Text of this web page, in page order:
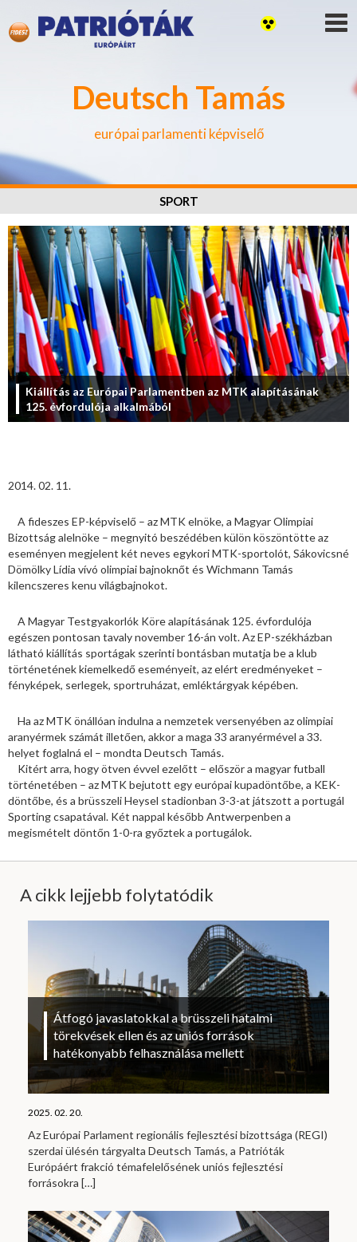
Deutsch Tamás
európai parlamenti képviselő
SPORT
Kiállítás az Európai Parlamentben az MTK alapításának
125. évfordulója alkalmából
2014. 02. 11.
A fideszes EP-képviselő – az MTK elnöke, a Magyar Olimpiai
Bizottság alelnöke – megnyitó beszédében külön köszöntötte az
eseményen megjelent két neves egykori MTK-sportolót, Sákovicsné
Dömölky Lídia vívó olimpiai bajnoknőt és Wichmann Tamás
kilencszeres kenu világbajnokot.
A Magyar Testgyakorlók Köre alapításának 125. évfordulója
egészen pontosan tavaly november 16-án volt. Az EP-székházban
látható kiállítás sportágak szerinti bontásban mutatja be a klub
történetének kiemelkedő eseményeit, az elért eredményeket –
fényképek, serlegek, sportruházat, emléktárgyak képében.
Ha az MTK önállóan indulna a nemzetek versenyében az olimpiai
aranyérmek számát illetően, akkor a maga 33 aranyérmével a 33.
helyet foglalná el – mondta Deutsch Tamás.
Kitért arra, hogy ötven évvel ezelőtt – először a magyar futball
történetében – az MTK bejutott egy európai kupadöntőbe, a KEK-
döntőbe, és a brüsszeli Heysel stadionban 3-3-at játszott a portugál
Sporting csapatával. Két nappal később Antwerpenben a
megismételt döntőn 1-0-ra győztek a portugálok.
A cikk lejjebb folytatódik
Átfogó javaslatokkal a brüsszeli hatalmi
törekvések ellen és az uniós források
hatékonyabb felhasználása mellett
2025. 02. 20.
Az Európai Parlament regionális fejlesztési bizottsága (REGI)
szerdai ülésén tárgyalta Deutsch Tamás, a Patrióták
Európáért frakció témafelelősének uniós fejlesztési
forrásokra […]